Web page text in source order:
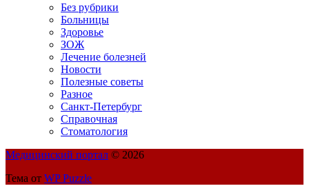
Без рубрики
Больницы
Здоровье
ЗОЖ
Лечение болезней
Новости
Полезные советы
Разное
Санкт-Петербург
Справочная
Стоматология
Медицинский портал © 2026
Тема от WP Puzzle